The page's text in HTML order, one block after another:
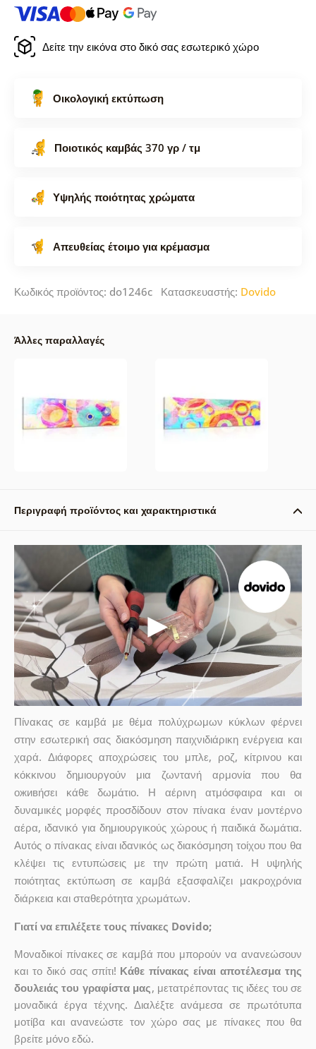
Δείτε την εικόνα στο δικό σας εσωτερικό χώρο
Οικολογική εκτύπωση
Ποιοτικός καμβάς 370 γρ / τμ
Υψηλής ποιότητας χρώματα
Απευθείας έτοιμο για κρέμασμα
Κωδικός προϊόντος: do1246c Κατασκευαστής: Dovido
Άλλες παραλλαγές
Περιγραφή προϊόντος και χαρακτηριστικά
Πίνακας σε καμβά με θέμα πολύχρωμων κύκλων φέρνει
στην εσωτερική σας διακόσμηση παιχνιδιάρικη ενέργεια και
χαρά. Διάφορες αποχρώσεις του μπλε, ροζ, κίτρινου και
κόκκινου δημιουργούν μια ζωντανή αρμονία που θα
оживήσει κάθε δωμάτιο. Η αέρινη ατμόσφαιρα και οι
δυναμικές μορφές προσδίδουν στον πίνακα έναν μοντέρνο
αέρα, ιδανικό για δημιουργικούς χώρους ή παιδικά δωμάτια.
Αυτός ο πίνακας είναι ιδανικός ως διακόσμηση τοίχου που θα
κλέψει τις εντυπώσεις με την πρώτη ματιά. Η υψηλής
ποιότητας εκτύπωση σε καμβά εξασφαλίζει μακροχρόνια
διάρκεια και σταθερότητα χρωμάτων.
Γιατί να επιλέξετε τους πίνακες Dovido;
Μοναδικοί πίνακες σε καμβά που μπορούν να ανανεώσουν
και το δικό σας σπίτι! Κάθε πίνακας είναι αποτέλεσμα της
δουλειάς του γραφίστα μας, μετατρέποντας τις ιδέες του σε
μοναδικά έργα τέχνης. Διαλέξτε ανάμεσα σε πρωτότυπα
μοτίβα και ανανεώστε τον χώρο σας με πίνακες που θα
βρείτε μόνο εδώ.